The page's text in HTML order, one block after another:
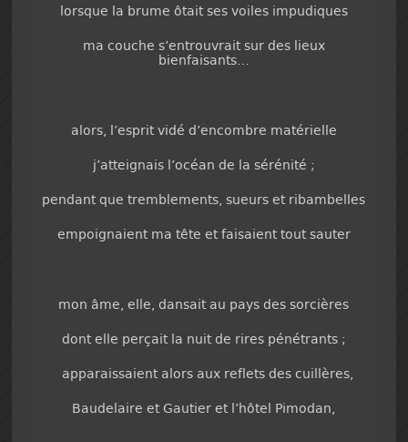
lorsque la brume ôtait ses voiles impudiques
ma couche s’entrouvrait sur des lieux
bienfaisants…
alors, l’esprit vidé d’encombre matérielle
j’atteignais l’océan de la sérénité ;
pendant que tremblements, sueurs et ribambelles
empoignaient ma tête et faisaient tout sauter
mon âme, elle, dansait au pays des sorcières
dont elle perçait la nuit de rires pénétrants ;
apparaissaient alors aux reflets des cuillères,
Baudelaire et Gautier et l’hôtel Pimodan,